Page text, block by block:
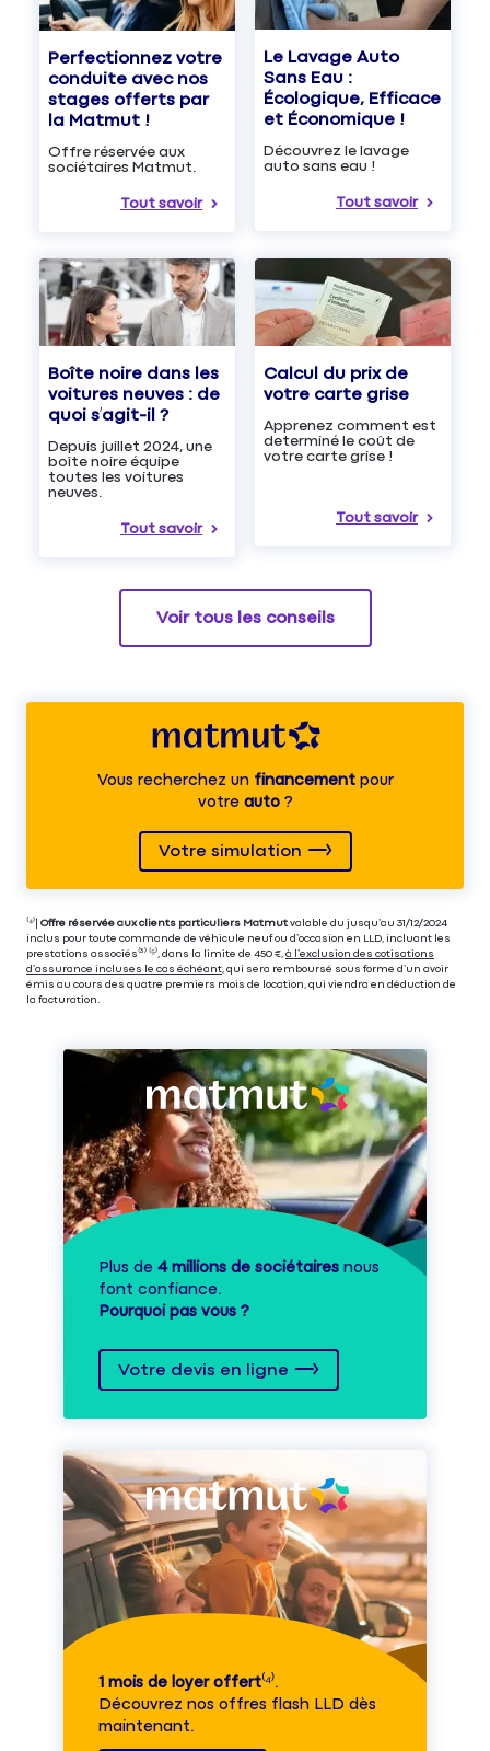
Perfectionnez votre
conduite avec nos
stages offerts par
la Matmut !
Offre réservée aux
sociétaires Matmut.
Tout savoir
Le Lavage Auto
Sans Eau :
Écologique, Efficace
et Économique !
Découvrez le lavage
auto sans eau !
Tout savoir
Boîte noire dans les
voitures neuves : de
quoi s’agit-il ?
Depuis juillet 2024, une
boîte noire équipe
toutes les voitures
neuves.
Tout savoir
Calcul du prix de
votre carte grise
Apprenez comment est
determiné le coût de
votre carte grise !
Tout savoir
Voir tous les conseils
Vous recherchez unfinancementpour
votre auto?
Votre simulation
⁽⁴⁾| Offre réservée aux clients particuliers Matmut valable du jusqu’au 31/12/2024
inclus pour toute commande de véhicule neuf ou d’occasion en LLD, incluant les
prestations associés⁽³⁾ ⁽⁵⁾, dans la limite de 450 €, à l’exclusion des cotisations
d’assurance incluses le cas échéant , qui sera remboursé sous forme d’un avoir
émis au cours des quatre premiers mois de location, qui viendra en déduction de
la facturation.
Plus de 4 millions de sociétaires nous
font confiance.
Pourquoi pas vous ?
Votre devis en ligne
1 mois de loyer offert⁽⁴⁾.
Découvrez nos offres flash LLD dès
maintenant.